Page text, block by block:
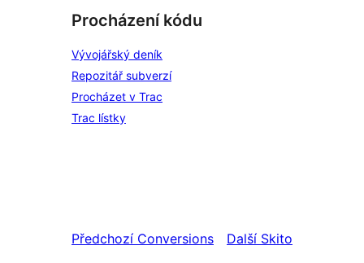
Procházení kódu
Vývojářský deník
Repozitář subverzí
Procházet v Trac
Trac lístky
Předchozí Conversions Další Skito